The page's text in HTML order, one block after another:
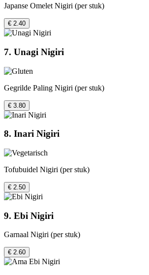
Japanse Omelet Nigiri (per stuk)
€ 2.40
7. Unagi Nigiri
Gegrilde Paling Nigiri (per stuk)
€ 3.80
8. Inari Nigiri
Tofubuidel Nigiri (per stuk)
€ 2.50
9. Ebi Nigiri
Garnaal Nigiri (per stuk)
€ 2.60